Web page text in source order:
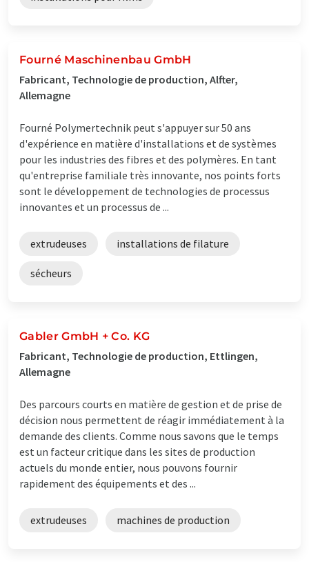
Fourné Maschinenbau GmbH
Fabricant, Technologie de production, Alfter,
Allemagne
Fourné Polymertechnik peut s'appuyer sur 50 ans
d'expérience en matière d'installations et de systèmes
pour les industries des fibres et des polymères. En tant
qu'entreprise familiale très innovante, nos points forts
sont le développement de technologies de processus
innovantes et un processus de ...
extrudeuses installations de filature
sécheurs
Gabler GmbH + Co. KG
Fabricant, Technologie de production, Ettlingen,
Allemagne
Des parcours courts en matière de gestion et de prise de
décision nous permettent de réagir immédiatement à la
demande des clients. Comme nous savons que le temps
est un facteur critique dans les sites de production
actuels du monde entier, nous pouvons fournir
rapidement des équipements et des ...
extrudeuses machines de production